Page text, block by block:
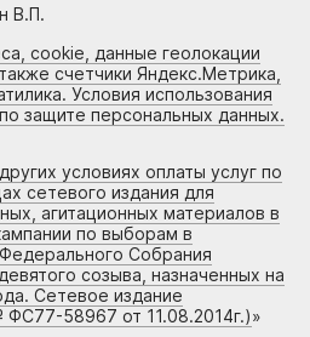
В.П.
cookie, данные геолокации
счетчики Яндекс.Метрика,
Условия использования
защите персональных данных.
условиях оплаты услуг по
сетевого издания для
агитационных материалов в
по выборам в
Собрания
созыва, назначенных на
Сетевое издание
58967 от 11.08.2014г.)»